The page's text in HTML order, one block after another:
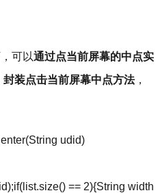
可以通过点当前屏幕的中点实
装点击当前屏幕中点方法，
udid)
== 2){String width